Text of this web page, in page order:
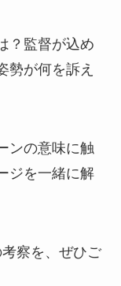
？監督が込め
勢が何を訴え
ンの意味に触
ジを一緒に解
察を、ぜひご